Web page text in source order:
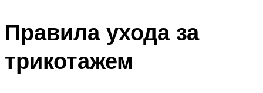
Правила ухода за
трикотажем